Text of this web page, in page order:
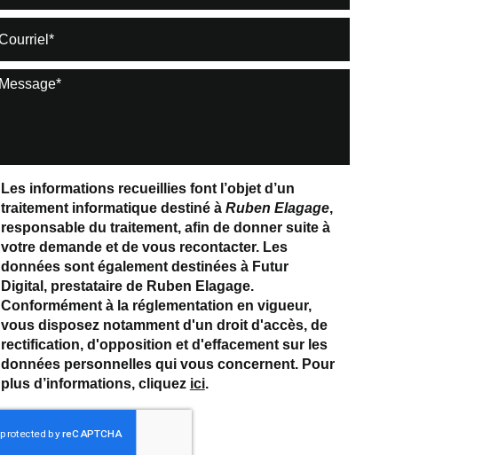
Les informations recueillies font l’objet d’un
traitement informatique destiné àRuben Elagage,
responsable du traitement, afin de donner suite à
votre demande et de vous recontacter. Les
données sont également destinées à Futur
Digital, prestataire de Ruben Elagage.
Conformément à la réglementation en vigueur,
vous disposez notamment d'un droit d'accès, de
rectification, d'opposition et d'effacement sur les
données personnelles qui vous concernent. Pour
plus d’informations, cliquez ici.